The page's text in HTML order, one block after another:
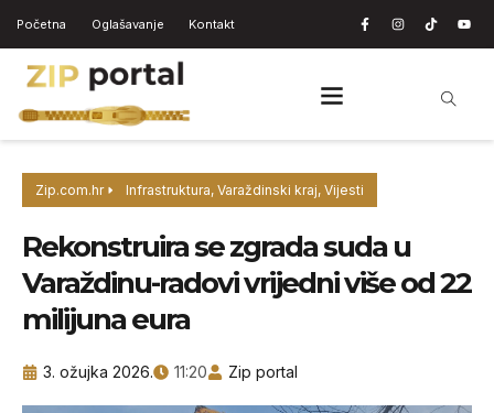
Početna Oglašavanje Kontakt
Zip.com.hr Infrastruktura, Varaždinski kraj, Vijesti
Rekonstruira se zgrada suda u
Varaždinu-radovi vrijedni više od 22
milijuna eura
3. ožujka 2026. 11:20 Zip portal